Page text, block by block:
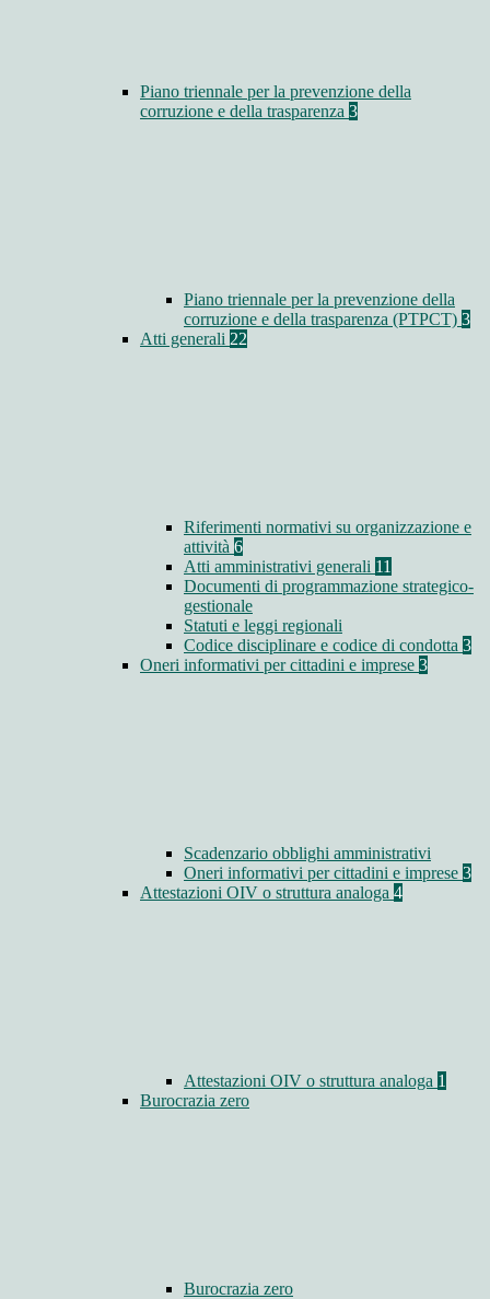
Piano triennale per la prevenzione della
corruzione e della trasparenza 3
Piano triennale per la prevenzione della
corruzione e della trasparenza (PTPCT) 3
Atti generali 22
Riferimenti normativi su organizzazione e
attività 6
Atti amministrativi generali 11
Documenti di programmazione strategico-
gestionale
Statuti e leggi regionali
Codice disciplinare e codice di condotta 3
Oneri informativi per cittadini e imprese 3
Scadenzario obblighi amministrativi
Oneri informativi per cittadini e imprese 3
Attestazioni OIV o struttura analoga 4
Attestazioni OIV o struttura analoga 1
Burocrazia zero
Burocrazia zero